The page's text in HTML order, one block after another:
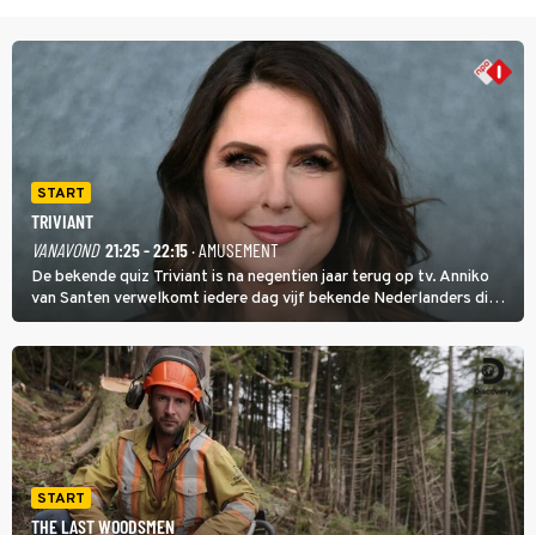
START
TRIVIANT
VANAVOND 21:25 - 22:15· AMUSEMENT
De bekende quiz Triviant is na negentien jaar terug op tv. Anniko
van Santen verwelkomt iedere dag vijf bekende Nederlanders die
vragen beantwoorden in verschillende categorieën. De beste
speler gaat direct door naar de finaleweek.
START
THE LAST WOODSMEN